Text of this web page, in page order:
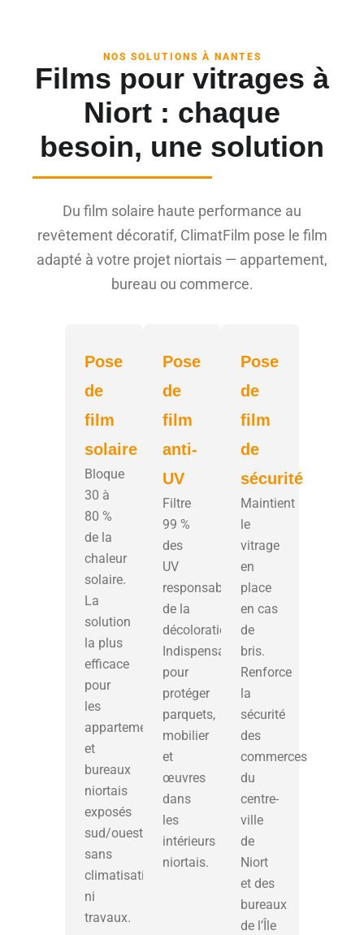
NOS SOLUTIONS À NANTES
Films pour vitrages à
Niort : chaque
besoin, une solution
Du film solaire haute performance au
revêtement décoratif, ClimatFilm pose le film
adapté à votre projet niortais — appartement,
bureau ou commerce.
Pose
de
film
solaire
Bloque
30 à
80 %
de la
chaleur
solaire.
La
solution
la plus
efficace
pour
les
appartements
et
bureaux
niortais
exposés
sud/ouest,
sans
climatisation
ni
travaux.
Pose
de
film
anti-
UV
Filtre
99 %
des
UV
responsables
de la
décoloration.
Indispensable
pour
protéger
parquets,
mobilier
et
œuvres
dans
les
intérieurs
niortais.
Pose
de
film
de
sécurité
Maintient
le
vitrage
en
place
en cas
de
bris.
Renforce
la
sécurité
des
commerces
du
centre-
ville
de
Niort
et des
bureaux
de l’Île